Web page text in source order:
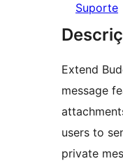
Suporte
Extend
message
users to
private